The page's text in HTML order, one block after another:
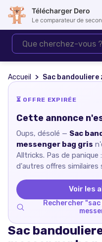
Accueil Sac bandouliere zefal urban messenger
⏳ OFFRE EXPIRÉE
Cette annonce
Oups, désolé — Sac
messenger bag gris
Alltricks. Pas de panique
d'autres offres similaires
Voir les
Rechercher "
Sac
Télécharger Dero
Le comparateur de